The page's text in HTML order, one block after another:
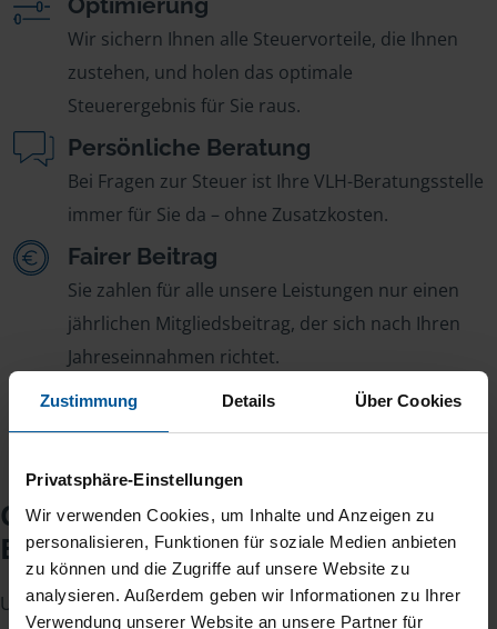
Zustimmung Details Über Cookies
Privatsphäre-Einstellungen
Wir verwenden Cookies, um Inhalte und Anzeigen zu
personalisieren, Funktionen für soziale Medien anbieten
zu können und die Zugriffe auf unsere Website zu
analysieren. Außerdem geben wir Informationen zu Ihrer
Verwendung unserer Website an unsere Partner für
Wir sichern Ihnen alle Steuervorteile, die Ihnen
zustehen, und holen das optimale
Steuerergebnis für Sie raus.
Persönliche Beratung
Bei Fragen zur Steuer ist Ihre VLH-Beratungsstelle
immer für Sie da – ohne Zusatzkosten.
Fairer Beitrag
Sie zahlen für alle unsere Leistungen nur einen
jährlichen Mitgliedsbeitrag, der sich nach Ihren
Jahreseinnahmen richtet.
Checkliste für Ihr
Beratungsgespräch
Um Ihre Steuererklärung erstellen zu können, benötigen